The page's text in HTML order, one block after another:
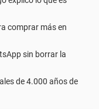
comprar más en
sin borrar la
de 4.000 años de